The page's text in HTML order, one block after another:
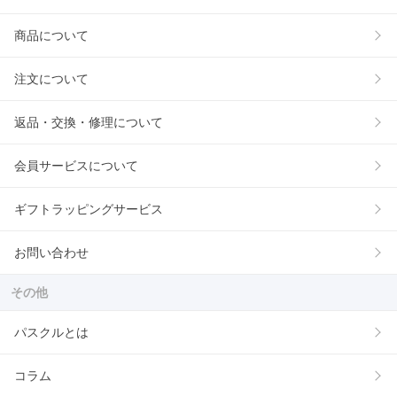
商品について
注文について
返品・交換・修理について
会員サービスについて
ギフトラッピングサービス
お問い合わせ
その他
パスクルとは
コラム